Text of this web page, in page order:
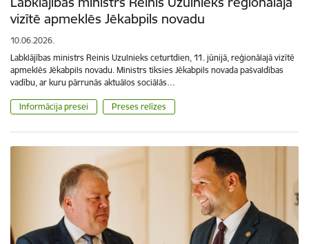
vizītē apmeklēs Jēkabpils novadu
10.06.2026.
Labklājības ministrs Reinis Uzulnieks ceturtdien, 11. jūnijā, reģionālajā vizītē
apmeklēs Jēkabpils novadu. Ministrs tiksies Jēkabpils novada pašvaldības
vadību, ar kuru pārrunās aktuālos sociālās…
Informācija presei Preses relīzes